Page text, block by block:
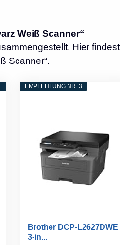
Weiß Scanner“
Hier findest
Scanner“.
EMPFEHLUNG NR. 3
Brother DCP-L2627DWE
3-in...